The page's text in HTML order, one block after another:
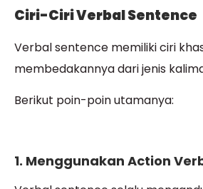
Ciri-Ciri Verbal Sentence
Verbal sentence memiliki ciri
membedakannya dari jenis
Berikut poin-poin utamanya:
1. Menggunakan Action